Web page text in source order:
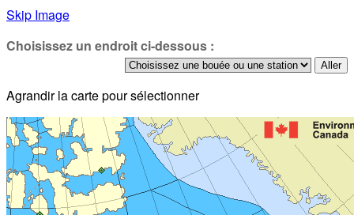
Skip Image
Choisissez un endroit ci-dessous :
Agrandir la carte pour sélectionner